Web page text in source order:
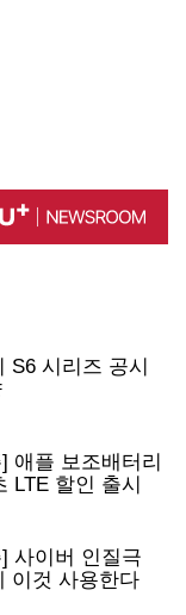
S6 시리즈 공시
애플 보조배터리
LTE 할인 출시
사이버 인질극
이것 사용한다